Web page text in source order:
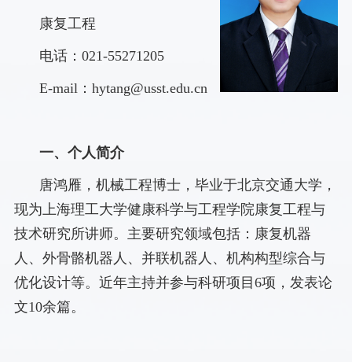
康复工程
电话： 021-55271205
E-mail ： hytang@usst.edu.cn
一、个人简介
唐鸿雁，机械工程博士，毕业于北京交通大学，
现为上海理工大学健康科学与工程学院康复工程与
技术研究所讲师。主要研究领域包括：康复机器
人、外骨骼机器人、并联机器人、机构构型综合与
优化设计等。近年主持并参与科研项目6项，发表论
文10余篇。